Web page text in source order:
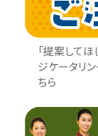
「提案してほ
ジケータリ
ちら